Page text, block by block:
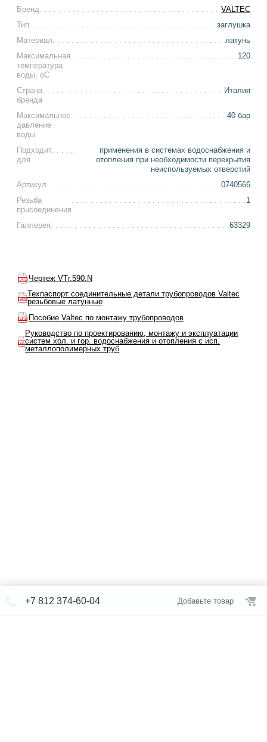
Бренд
VALTEC
Тип
заглушка
Материал
латунь
Максимальная
температура
воды, оС
120
Страна
бренда
Италия
Максимальное
давление
воды
40 бар
Подходит
для
применения в системах водоснабжения и
отопления при необходимости перекрытия
неиспользуемых отверстий
Артикул
0740566
Резьба
присоединения
1
Галлерея 63329
Чертеж VTr.590.N
Техпаспорт соединительные детали трубопроводов Valtec
резьбовые латунные
Пособие Valtec по монтажу трубопроводов
Руководство по проектированию, монтажу и эксплуатации
систем хол. и гор. водоснабжения и отопления с исп.
металлополимерных труб
+7 812 374-60-04 Добавьте товар